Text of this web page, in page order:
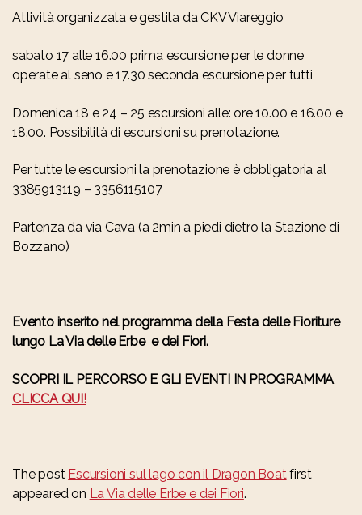
Attività organizzata e gestita da CKV Viareggio
sabato 17 alle 16.00 prima escursione per le donne
operate al seno e 17.30 seconda escursione per tutti
Domenica 18 e 24 – 25 escursioni alle: ore 10.00 e 16.00 e
18.00. Possibilità di escursioni su prenotazione.
Per tutte le escursioni la prenotazione è obbligatoria al
3385913119 – 3356115107
Partenza da via Cava (a 2min a piedi dietro la Stazione di
Bozzano)
Evento inserito nel programma della Festa delle Fioriture
lungo La Via delle Erbe e dei Fiori.
SCOPRI IL PERCORSO E GLI EVENTI IN PROGRAMMA
CLICCA QUI!
The post Escursioni sul lago con il Dragon Boatfirst
appeared on La Via delle Erbe e dei Fiori.